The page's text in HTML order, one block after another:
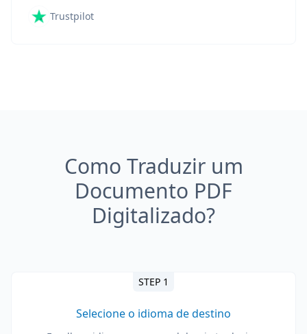
Trustpilot
Como Traduzir um
Documento PDF
Digitalizado?
STEP 1
Selecione o idioma de destino